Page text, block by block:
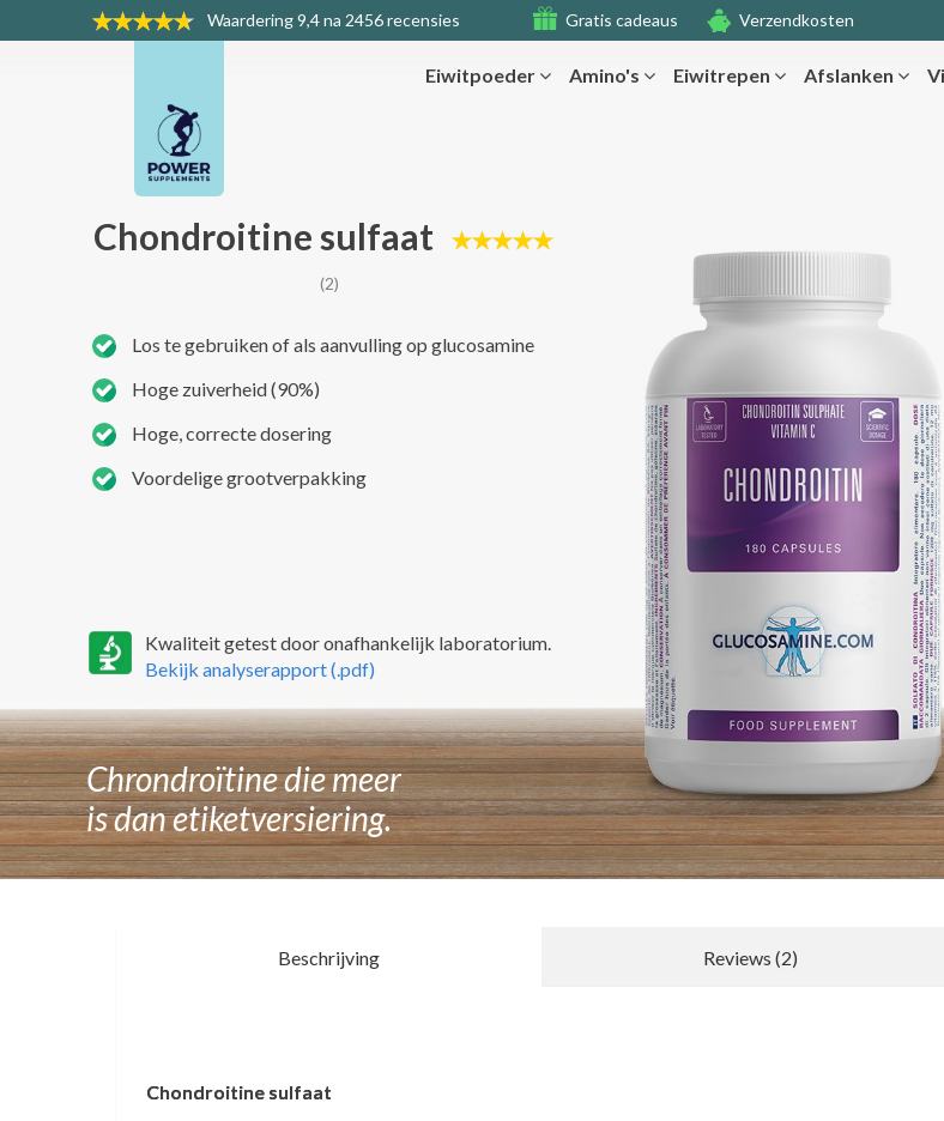
Waardering9,4 na 2456 recensies Gratis cadeaus Verzendkosten
Eiwitpoeder Amino's Eiwitrepen Afslanken
Chondroitine sulfaat
(2)
Los te gebruiken of als aanvulling op glucosamine
Hoge zuiverheid (90%)
Hoge, correcte dosering
Voordelige grootverpakking
Kwaliteit getest door onafhankelijk laboratorium.
Bekijk analyserapport (.pdf)
Chrondroïtine die meer
is dan etiketversiering.
Beschrijving Reviews (2)
Chondroitine sulfaat